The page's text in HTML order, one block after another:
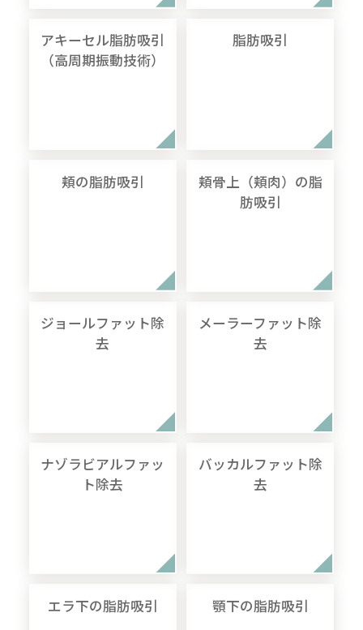
アキーセル脂肪吸引
（高周期振動技術）
脂肪吸引
頬の脂肪吸引
頬骨上（頬肉）の脂
肪吸引
ジョールファット除
去
メーラーファット除
去
ナゾラビアルファッ
ト除去
バッカルファット除
去
エラ下の脂肪吸引 顎下の脂肪吸引